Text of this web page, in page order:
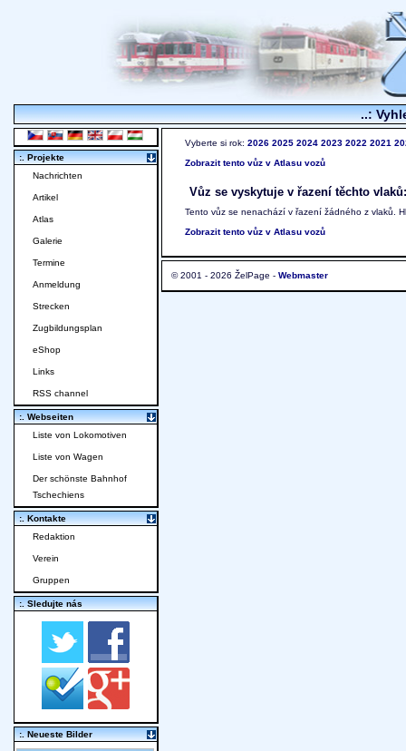
..:
Vyberte si rok: 2026 2025 2024 2023 2022 2021
Zobrazit tento vůz v Atlasu vozů
Vůz se vyskytuje v řazení těchto vlaků:
Tento vůz se nenachází v řazení žádného z vlaků.
Zobrazit tento vůz v Atlasu vozů
© 2001 - 2026 ŽelPage - Webmaster
:. Projekte
Nachrichten
Artikel
Atlas
Galerie
Termine
Anmeldung
Strecken
Zugbildungsplan
eShop
Links
RSS channel
:. Webseiten
Liste von Lokomotiven
Liste von Wagen
Der schönste Bahnhof
Tschechiens
:. Kontakte
Redaktion
Verein
Gruppen
:. Sledujte nás
:. Neueste Bilder